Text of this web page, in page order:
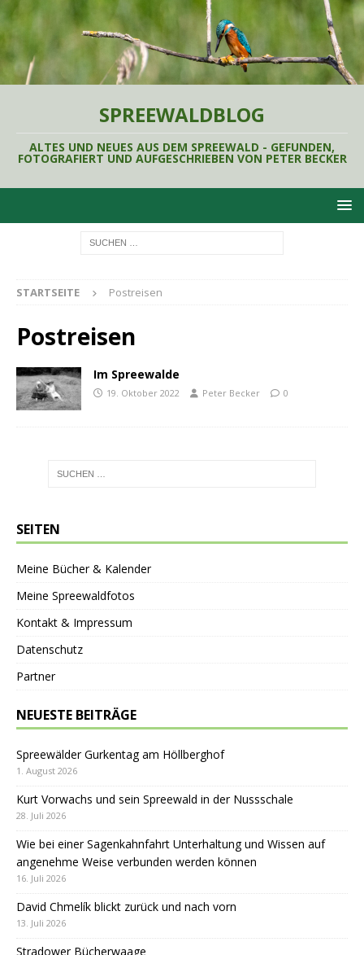
SPREEWALDBLOG
ALTES UND NEUES AUS DEM SPREEWALD - GEFUNDEN,
FOTOGRAFIERT UND AUFGESCHRIEBEN VON PETER BECKER
STARTSEITE Postreisen
Postreisen
Im Spreewalde
19. Oktober 2022 Peter Becker 0
SEITEN
Meine Bücher & Kalender
Meine Spreewaldfotos
Kontakt & Impressum
Datenschutz
Partner
NEUESTE BEITRÄGE
Spreewälder Gurkentag am Höllberghof
1. August 2026
Kurt Vorwachs und sein Spreewald in der Nussschale
28. Juli 2026
Wie bei einer Sagenkahnfahrt Unterhaltung und Wissen auf
angenehme Weise verbunden werden können
16. Juli 2026
David Chmelík blickt zurück und nach vorn
13. Juli 2026
Stradower Bücherwaage